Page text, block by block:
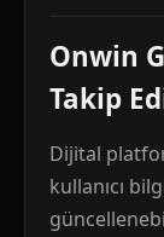
Onwin
Takip
Dijital
kullanıcı